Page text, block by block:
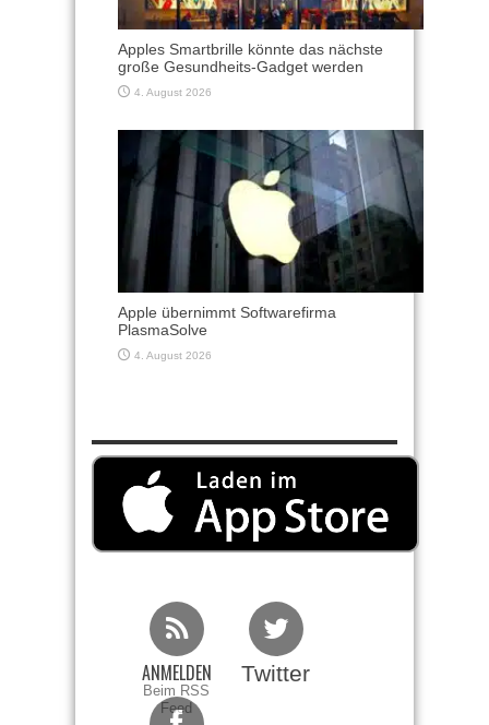
Apples Smartbrille könnte das nächste
große Gesundheits-Gadget werden
4. August 2026
Apple übernimmt Softwarefirma
PlasmaSolve
4. August 2026
ANMELDEN
Beim RSS
Feed
Twitter